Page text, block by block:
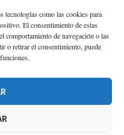
tecnologías como las cookies para
El consentimiento de estas
comportamiento de navegación o las
o retirar el consentimiento, puede